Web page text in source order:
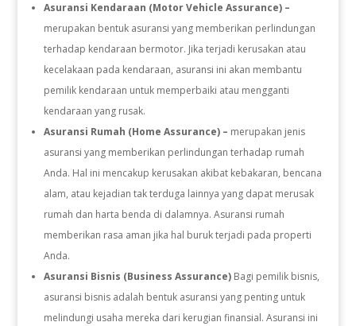
Asuransi Kendaraan (Motor Vehicle Assurance) –
merupakan bentuk asuransi yang memberikan perlindungan
terhadap kendaraan bermotor. Jika terjadi kerusakan atau
kecelakaan pada kendaraan, asuransi ini akan membantu
pemilik kendaraan untuk memperbaiki atau mengganti
kendaraan yang rusak.
Asuransi Rumah (Home Assurance) – merupakan jenis
asuransi yang memberikan perlindungan terhadap rumah
Anda. Hal ini mencakup kerusakan akibat kebakaran, bencana
alam, atau kejadian tak terduga lainnya yang dapat merusak
rumah dan harta benda di dalamnya. Asuransi rumah
memberikan rasa aman jika hal buruk terjadi pada properti
Anda.
Asuransi Bisnis (Business Assurance) Bagi pemilik bisnis,
asuransi bisnis adalah bentuk asuransi yang penting untuk
melindungi usaha mereka dari kerugian finansial. Asuransi ini